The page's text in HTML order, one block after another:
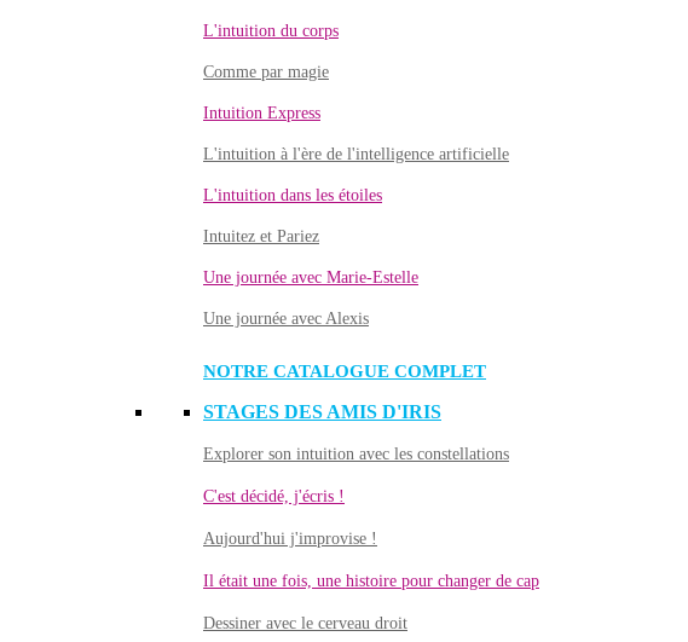
L'intuition du corps
Comme par magie
Intuition Express
L'intuition à l'ère de l'intelligence artificielle
L'intuition dans les étoiles
Intuitez et Pariez
Une journée avec Marie-Estelle
Une journée avec Alexis
NOTRE CATALOGUE COMPLET
STAGES DES AMIS D'IRIS
Explorer son intuition avec les constellations
C'est décidé, j'écris !
Aujourd'hui j'improvise !
Il était une fois, une histoire pour changer de cap
Dessiner avec le cerveau droit